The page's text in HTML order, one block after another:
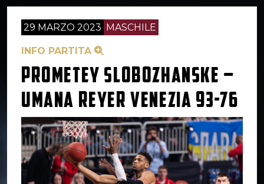
29 MARZO 2023 MASCHILE
INFO PARTITA
PROMETEY SLOBOZHANSKE –
UMANA REYER VENEZIA 93-76